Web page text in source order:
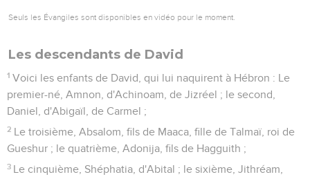
Seuls les Évangiles sont disponibles en vidéo pour le moment.
Les descendants de David
1 Voici les enfants de David, qui lui naquirent à Hébron : Le
premier-né, Amnon, d'Achinoam, de Jizréel ; le second,
Daniel, d'Abigaïl, de Carmel ;
2 Le troisième, Absalom, fils de Maaca, fille de Talmaï, roi de
Gueshur ; le quatrième, Adonija, fils de Hagguith ;
3 Le cinquième, Shéphatia, d'Abital ; le sixième, Jithréam,